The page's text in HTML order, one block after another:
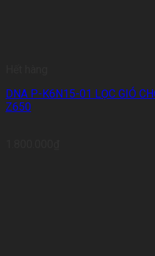
DNA P-K6N15-01 LỌC GIÓ
Z650